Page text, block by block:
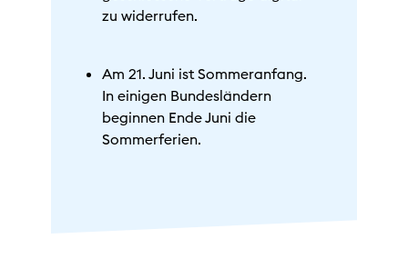
zu widerrufen.
Am 21. Juni ist Sommeranfang.
In einigen Bundesländern
beginnen Ende Juni die
Sommerferien.